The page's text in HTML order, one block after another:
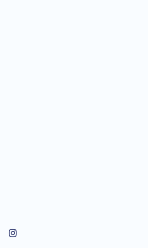
su prodotti e servizi, inclusi inviti a
consenso in qualsiasi momento.